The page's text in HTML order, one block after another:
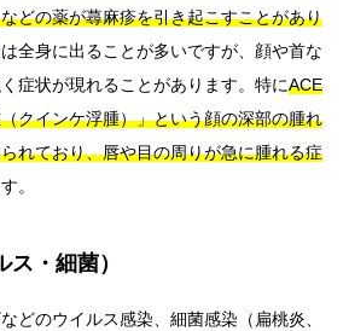
どの薬が蕁麻疹を引き起こすことがあり
全身に出ることが多いですが、顔や首な
症状が現れることがあります。特にACE
クインケ浮腫）」という顔の深部の腫れ
れており、唇や目の周りが急に腫れる症
。
ス・細菌）
どのウイルス感染、細菌感染（扁桃炎、